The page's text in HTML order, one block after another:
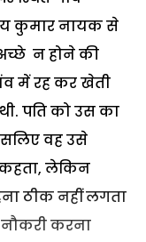
कुमार नायक से
न होने की
में रह कर खेती
पति को उस का
वह उसे
लेकिन
ठीक नहीं लगता
करना